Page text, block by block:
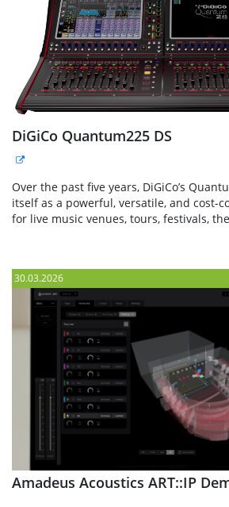
DiGiCo Quantum225 DS
Over the past five years, DiGiCo’s
itself as a powerful, versatile, and cost-
for live music venues, tours, festivals,
30.03.2026
Amadeus Acoustics ART::IP